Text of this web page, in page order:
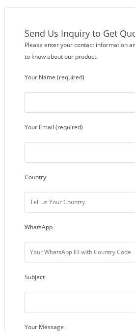
Send Us Inquiry to Get
Please enter your contact information
to know about our product.
Your Name (required)
Your Email (required)
Country
WhatsApp
Subject
Your Message